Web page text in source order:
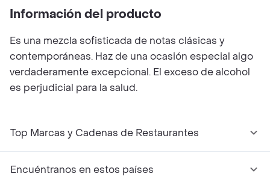
Información del producto
Es una mezcla sofisticada de notas clásicas y
contemporáneas. Haz de una ocasión especial algo
verdaderamente excepcional. El exceso de alcohol
es perjudicial para la salud.
Top Marcas y Cadenas de Restaurantes
Encuéntranos en estos países